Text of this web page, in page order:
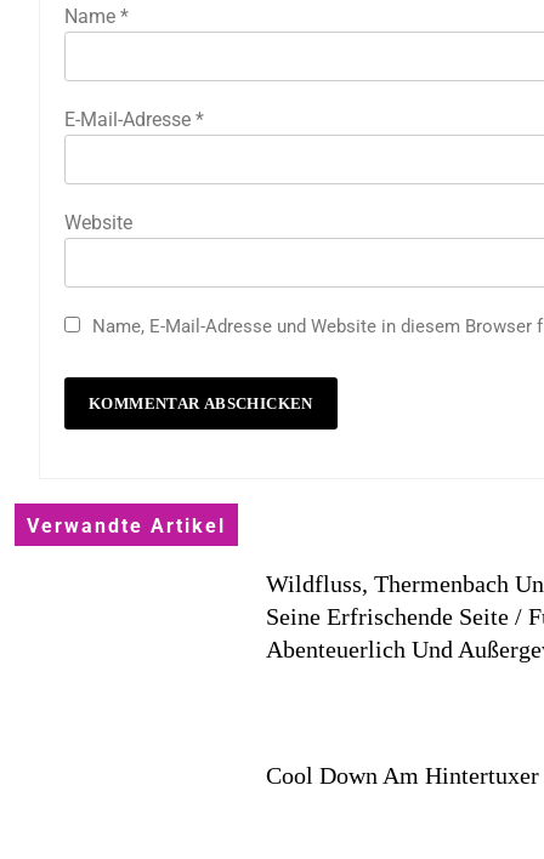
Name *
E-Mail-Adresse *
Website
Name, E-Mail-Adresse und Website in diesem
Verwandte Artikel
Wildfluss, Thermenbach
Seine Erfrischende Seite /
Abenteuerlich Und
Cool Down Am Hintertuxer